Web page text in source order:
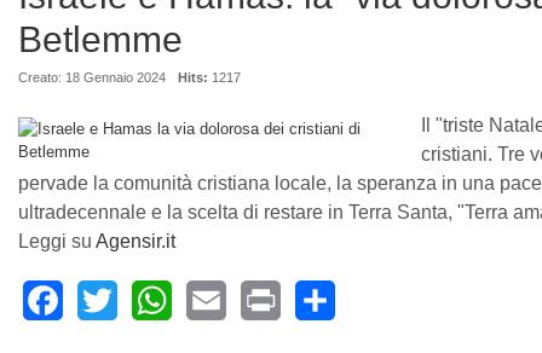
Betlemme
Creato: 18 Gennaio 2024 Hits: 1217
Il "triste
cristiani. Tre
pervade la comunità cristiana locale, la speranza in una
ultradecennale e la scelta di restare in Terra Santa, "Terra
Leggi su Agensir.it